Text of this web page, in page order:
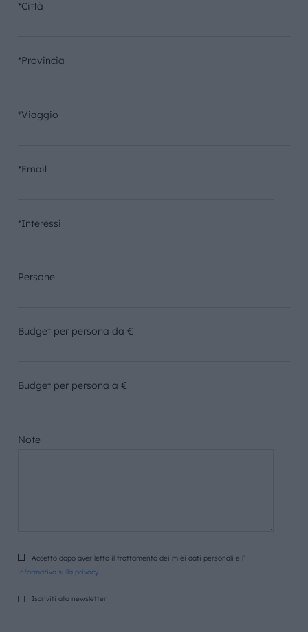
*Città
*Provincia
*Viaggio
*Email
*Interessi
Persone
Budget per persona da €
Budget per persona a €
Note
Accetto dopo aver letto il trattamento dei miei dati personali e l’
informativa sulla privacy
Iscriviti alla newsletter